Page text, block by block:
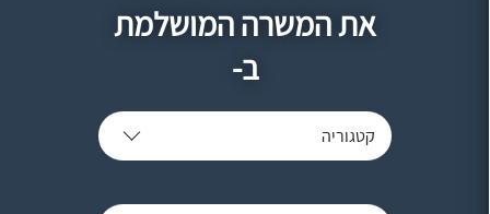
את המשרה המושלמת
ב-
קטגוריה